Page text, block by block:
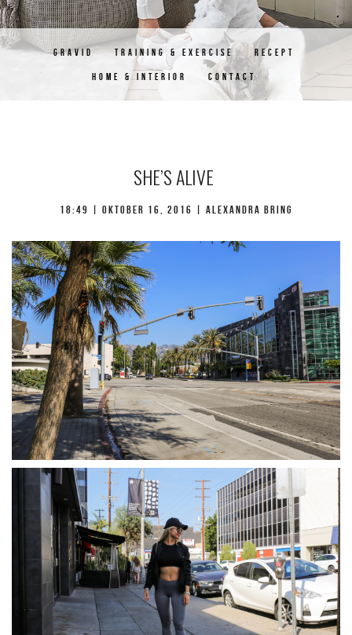
GRAVID TRAINING & EXERCISE RECEPT
HOME & INTERIOR CONTACT
SHE’S ALIVE
18:49 | oktober 16, 2016 | Alexandra Bring